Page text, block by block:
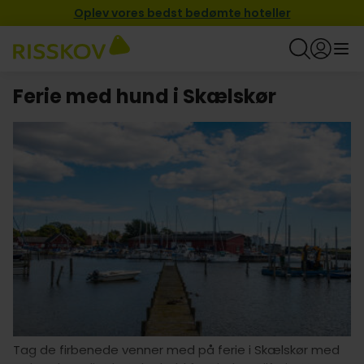
Oplev vores bedst bedømte hoteller
Ferie med hund i Skælskør
Tag de firbenede venner med på ferie i Skælskør med